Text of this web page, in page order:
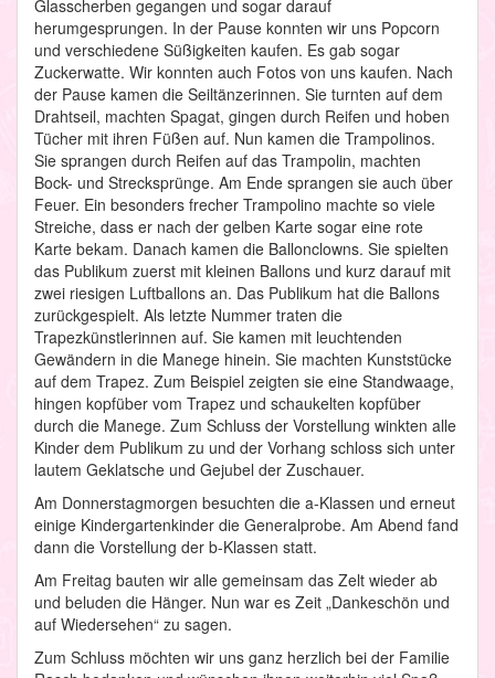
Glasscherben gegangen und sogar darauf
herumgesprungen. In der Pause konnten wir uns Popcorn
und verschiedene Süßigkeiten kaufen. Es gab sogar
Zuckerwatte. Wir konnten auch Fotos von uns kaufen. Nach
der Pause kamen die Seiltänzerinnen. Sie turnten auf dem
Drahtseil, machten Spagat, gingen durch Reifen und hoben
Tücher mit ihren Füßen auf. Nun kamen die Trampolinos.
Sie sprangen durch Reifen auf das Trampolin, machten
Bock- und Strecksprünge. Am Ende sprangen sie auch über
Feuer. Ein besonders frecher Trampolino machte so viele
Streiche, dass er nach der gelben Karte sogar eine rote
Karte bekam. Danach kamen die Ballonclowns. Sie spielten
das Publikum zuerst mit kleinen Ballons und kurz darauf mit
zwei riesigen Luftballons an. Das Publikum hat die Ballons
zurückgespielt. Als letzte Nummer traten die
Trapezkünstlerinnen auf. Sie kamen mit leuchtenden
Gewändern in die Manege hinein. Sie machten Kunststücke
auf dem Trapez. Zum Beispiel zeigten sie eine Standwaage,
hingen kopfüber vom Trapez und schaukelten kopfüber
durch die Manege. Zum Schluss der Vorstellung winkten alle
Kinder dem Publikum zu und der Vorhang schloss sich unter
lautem Geklatsche und Gejubel der Zuschauer.
Am Donnerstagmorgen besuchten die a-Klassen und erneut
einige Kindergartenkinder die Generalprobe. Am Abend fand
dann die Vorstellung der b-Klassen statt.
Am Freitag bauten wir alle gemeinsam das Zelt wieder ab
und beluden die Hänger. Nun war es Zeit „Dankeschön und
auf Wiedersehen“ zu sagen.
Zum Schluss möchten wir uns ganz herzlich bei der Familie